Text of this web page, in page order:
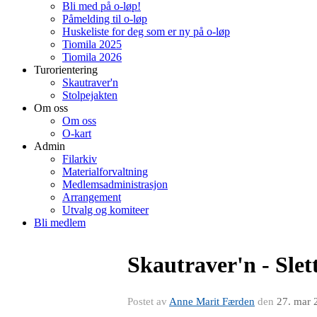
Bli med på o-løp!
Påmelding til o-løp
Huskeliste for deg som er ny på o-løp
Tiomila 2025
Tiomila 2026
Turorientering
Skautraver'n
Stolpejakten
Om oss
Om oss
O-kart
Admin
Filarkiv
Materialforvaltning
Medlemsadministrasjon
Arrangement
Utvalg og komiteer
Bli medlem
Skautraver'n -
Postet av Anne Marit Færden den 27. mar